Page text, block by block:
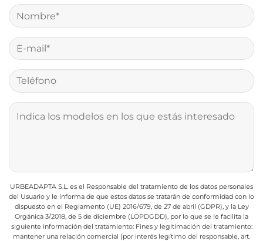
URBEADAPTA S.L. es el Responsable del tratamiento de los datos personales
del Usuario y le informa de que estos datos se tratarán de conformidad con lo
dispuesto en el Reglamento (UE) 2016/679, de 27 de abril (GDPR), y la Ley
Orgánica 3/2018, de 5 de diciembre (LOPDGDD), por lo que se le facilita la
siguiente información del tratamiento:Fines y legitimación del tratamiento:
mantener una relación comercial (por interés legítimo del responsable, art.